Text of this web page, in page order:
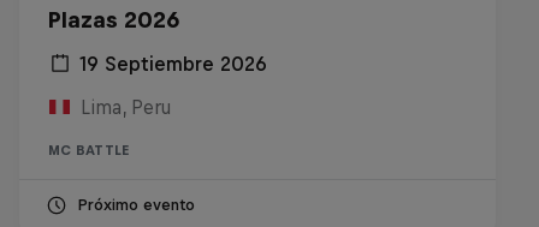
Plazas 2026
19 Septiembre 2026
Lima, Peru
MC BATTLE
Próximo evento